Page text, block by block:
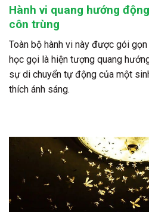
Hành vi quang hướng
côn trùng
Toàn bộ hành vi này được gói
học gọi là hiện tượng quang
sự di chuyển tự động của một
thích ánh sáng.